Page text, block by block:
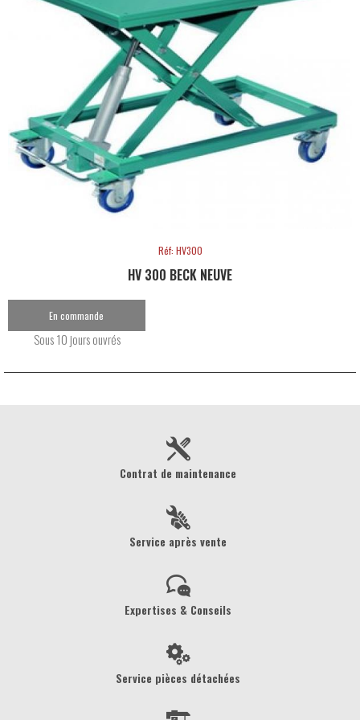
Réf: HV300
HV 300 BECK NEUVE
En commande
Sous 10 jours ouvrés
Contrat de maintenance
Service après vente
Expertises & Conseils
Service pièces détachées